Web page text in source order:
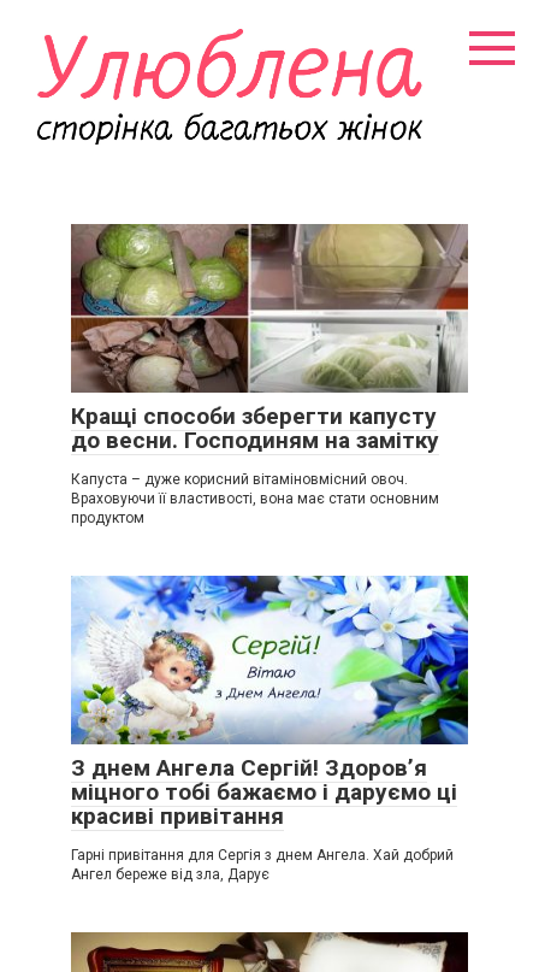
контенту
Кращі способи зберегти капусту
до весни. Господиням на замітку
Капуста – дуже корисний вітаміновмісний овоч.
Враховуючи її властивості, вона має стати основним
продуктом
З днем Ангела Сергій! Здоров’я
міцного тобі бажаємо і даруємо ці
красиві привітання
Гарні привітання для Сергія з днем Ангела. Хай добрий
Ангел береже від зла, Дарує